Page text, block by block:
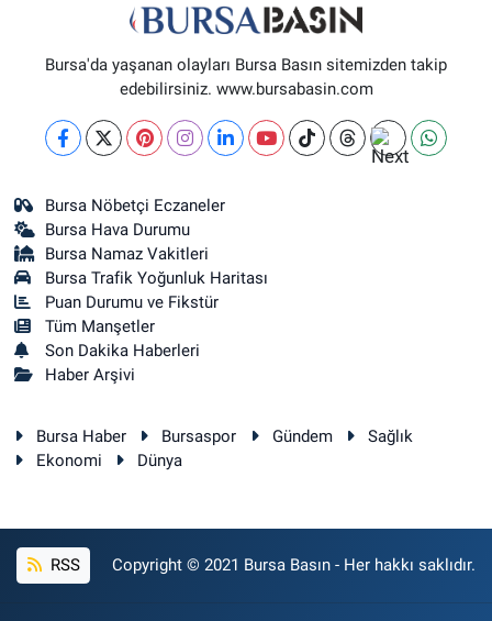
Bursa'da yaşanan olayları Bursa Basın sitemizden takip
edebilirsiniz. www.bursabasin.com
Bursa Nöbetçi Eczaneler
Bursa Hava Durumu
Bursa Namaz Vakitleri
Bursa Trafik Yoğunluk Haritası
Puan Durumu ve Fikstür
Tüm Manşetler
Son Dakika Haberleri
Haber Arşivi
Bursa Haber Bursaspor Gündem
Sağlık
Ekonomi
Dünya
RSS Copyright © 2021 Bursa Basın - Her hakkı saklıdır.